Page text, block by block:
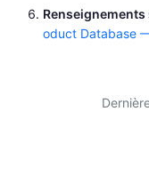
oduct Database